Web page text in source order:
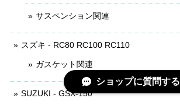
サスペンション関連
スズキ - RC80 RC100 RC110
ガスケット関連
SUZUKI - GSX-150
ショップに質問する